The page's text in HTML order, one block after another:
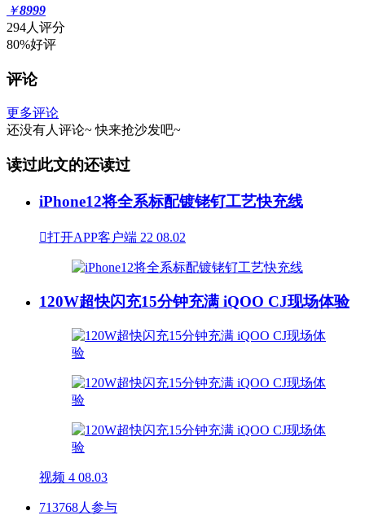
￥8999
294人评分
80%好评
评论
更多评论
还没有人评论~ 快来抢沙发吧~
读过此文的还读过
iPhone12将全系标配镀铑钌工艺快充线
打开APP客户端 22 08.02
120W超快闪充15分钟充满 iQOO CJ现场体验
视频 4 08.03
713768人参与